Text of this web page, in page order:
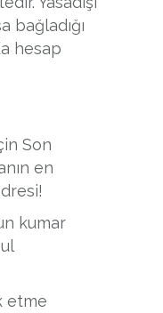
bağladığı
hesap
Son
en
kumar
etme